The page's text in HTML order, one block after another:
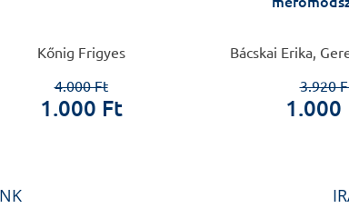
Kőnig Frigyes
4.000 Ft
1.000 Ft
Bácskai Erika,
3.920
1.000